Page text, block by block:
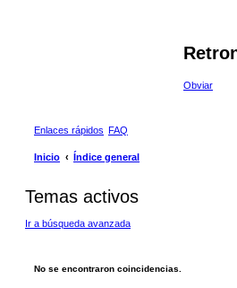
Obviar
Enlaces rápidos FAQ
Inicio Índice general
Temas activos
Ir a búsqueda avanzada
No se encontraron coincidencias.